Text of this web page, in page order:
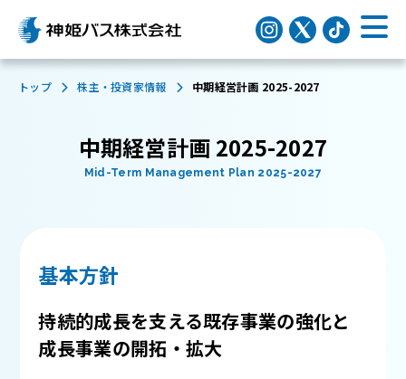
トップ 株主・投資家情報 中期経営計画 2025-2027
中期経営計画 2025-2027
Mid-Term Management Plan 2025-2027
基本方針
持続的成長を支える既存事業の強化と
成長事業の開拓・拡大